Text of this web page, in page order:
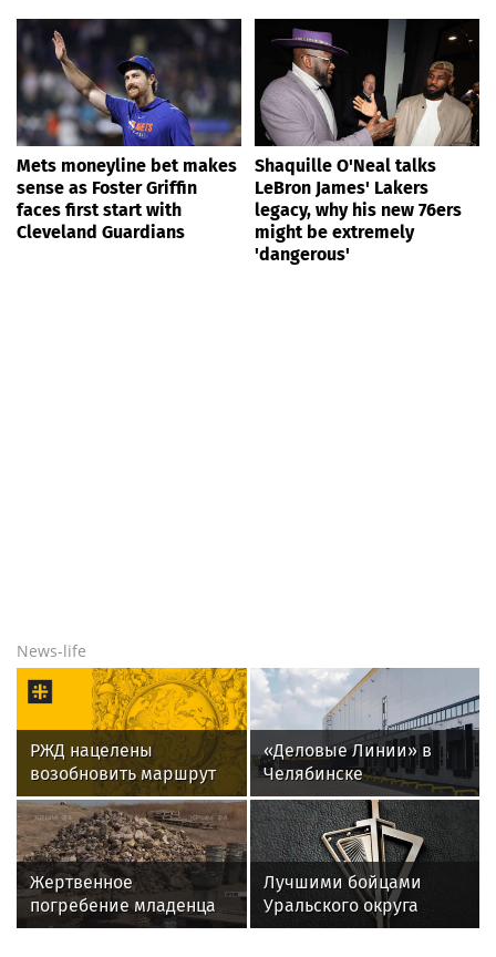
Mets moneyline bet makes
sense as Foster Griffin
faces first start with
Cleveland Guardians
Shaquille O'Neal talks
LeBron James' Lakers
legacy, why his new 76ers
might be extremely
'dangerous'
News-life
РЖД нацелены
возобновить маршрут
Иркутск – Пекин
«Деловые Линии» в
Челябинске
переезжают на новый
адрес
Жертвенное
погребение младенца
обнаружили археологи
Лучшими бойцами
Уральского округа
Росгвардии стали